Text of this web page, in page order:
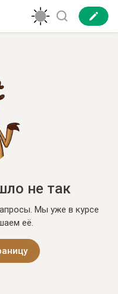
не так
Мы уже в курсе
её.